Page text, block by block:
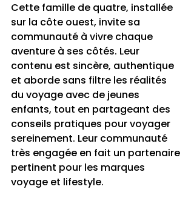
Cette famille de quatre, installée
sur la côte ouest, invite sa
communauté à vivre chaque
aventure à ses côtés. Leur
contenu est sincère, authentique
et aborde sans filtre les réalités
du voyage avec de jeunes
enfants, tout en partageant des
conseils pratiques pour voyager
sereinement. Leur communauté
très engagée en fait un partenaire
pertinent pour les marques
voyage et lifestyle.